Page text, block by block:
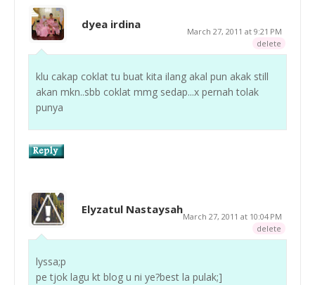
dyea irdina
March 27, 2011 at 9:21 PM
delete
klu cakap coklat tu buat kita ilang akal pun akak still
akan mkn..sbb coklat mmg sedap...x pernah tolak
punya
Elyzatul Nastaysah
March 27, 2011 at 10:04 PM
delete
lyssa;p
pe tjok lagu kt blog u ni ye?best la pulak;]